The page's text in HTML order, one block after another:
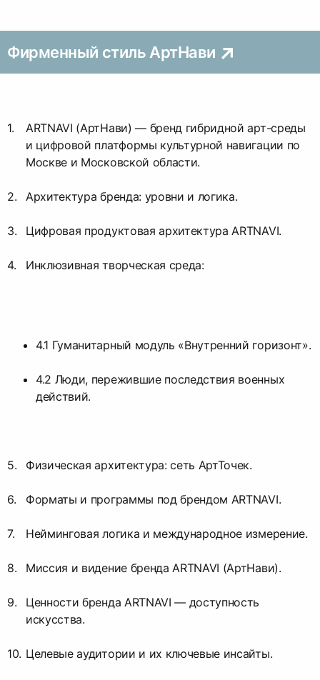
Фирменный стиль АртНави
ARTNAVI (АртНави) — бренд гибридной арт-среды
и цифровой платформы культурной навигации по
Москве и Московской области.
Архитектура бренда: уровни и логика.
Цифровая продуктовая архитектура ARTNAVI.
Инклюзивная творческая среда:
4.1 Гуманитарный модуль «Внутренний горизонт».
4.2 Люди, пережившие последствия военных
действий.
Физическая архитектура: сеть АртТочек.
Форматы и программы под брендом ARTNAVI.
Нейминговая логика и международное измерение.
Миссия и видение бренда ARTNAVI (АртНави).
Ценности бренда ARTNAVI — доступность
искусства.
Целевые аудитории и их ключевые инсайты.